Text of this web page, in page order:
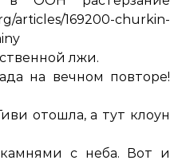
169200-churkin-
лжи.
на вечном повторе!
отошла, а тут клоун
с неба. Вот и